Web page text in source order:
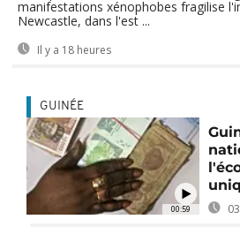
manifestations xénophobes fragilise
Newcastle, dans l'est ...
Il y a 18 heures
00:59
GUINÉE